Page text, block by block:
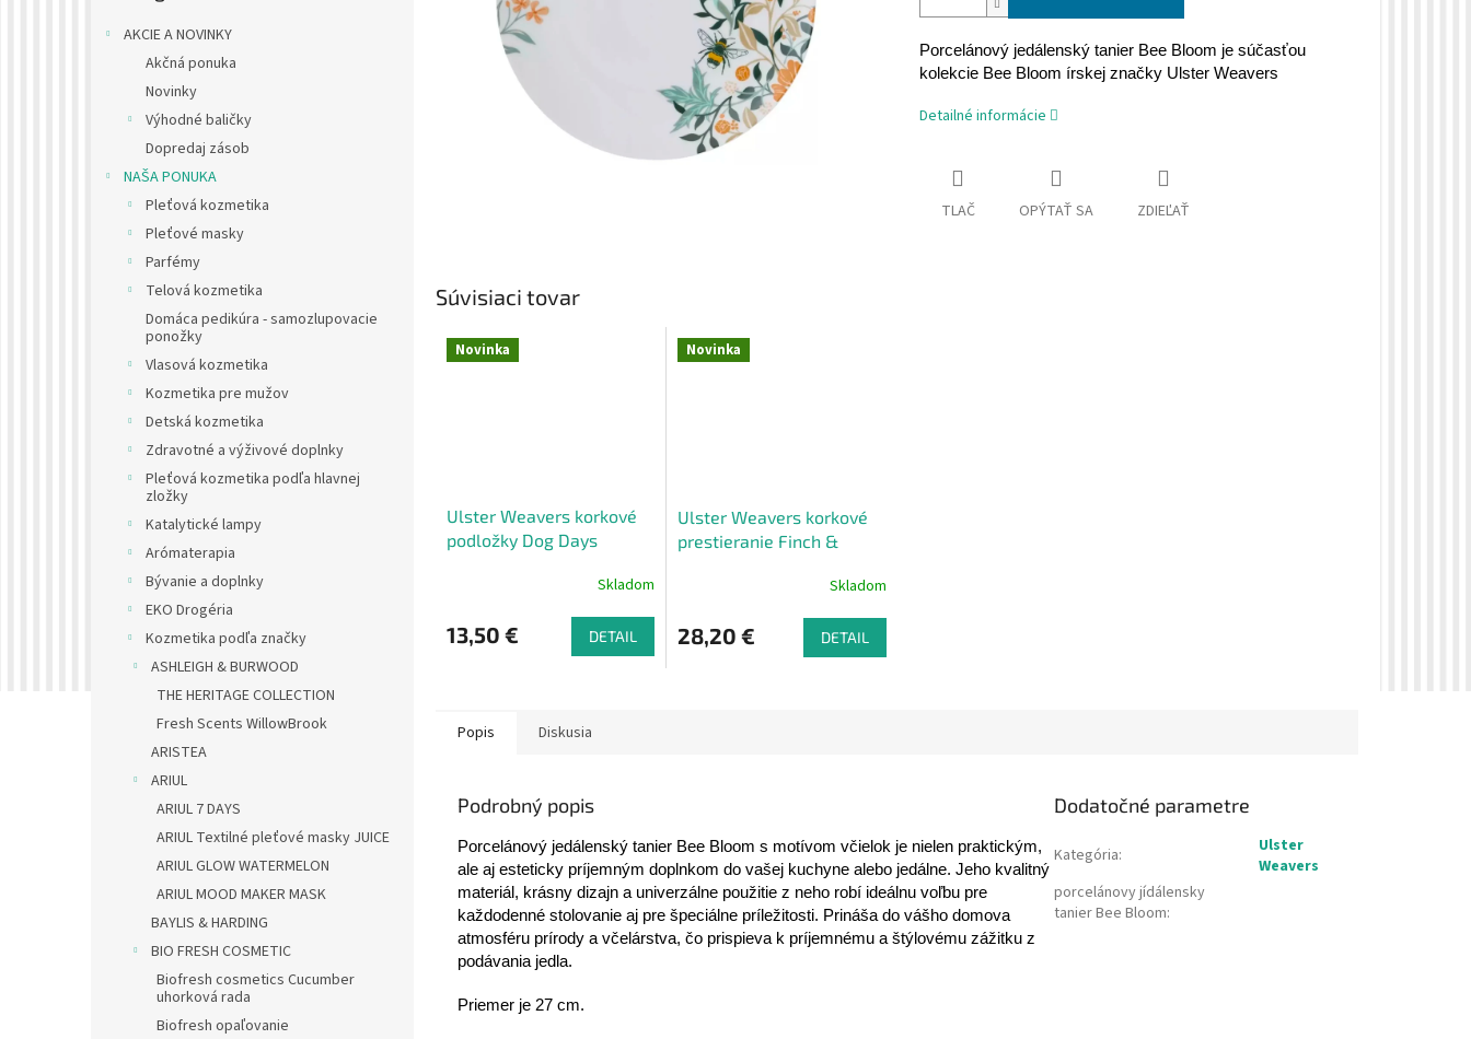
AKCIE A NOVINKY
Akčná ponuka
Novinky
Výhodné baličky
Dopredaj zásob
NAŠA PONUKA
Pleťová kozmetika
Pleťové masky
Parfémy
Telová kozmetika
Domáca pedikúra - samozlupovacie
ponožky
Vlasová kozmetika
Kozmetika pre mužov
Detská kozmetika
Zdravotné a výživové doplnky
Pleťová kozmetika podľa hlavnej
zložky
Katalytické lampy
Arómaterapia
Bývanie a doplnky
EKO Drogéria
Kozmetika podľa značky
ASHLEIGH & BURWOOD
THE HERITAGE COLLECTION
Fresh Scents WillowBrook
ARISTEA
ARIUL
ARIUL 7 DAYS
ARIUL Textilné pleťové masky JUICE
ARIUL GLOW WATERMELON
ARIUL MOOD MAKER MASK
BAYLIS & HARDING
BIO FRESH COSMETIC
Biofresh cosmetics Cucumber
uhorková rada
Biofresh opaľovanie
Porcelánový jedálenský tanier Bee Bloom je súčasťou
kolekcie Bee Bloom írskej značky Ulster Weavers
Detailné informácie
TLAČ OPÝTAŤ SA ZDIEĽAŤ
Súvisiaci tovar
Novinka
Ulster Weavers korkové
podložky Dog Days
Skladom
13,50 € DETAIL
Novinka
Ulster Weavers korkové
prestieranie Finch &
Skladom
28,20 € DETAIL
Popis Diskusia
Podrobný popis
Porcelánový jedálenský tanier Bee Bloom s motívom včielok je nielen praktickým,
ale aj esteticky príjemným doplnkom do vašej kuchyne alebo jedálne. Jeho kvalitný
materiál, krásny dizajn a univerzálne použitie z neho robí ideálnu voľbu pre
každodenné stolovanie aj pre špeciálne príležitosti. Prináša do vášho domova
atmosféru prírody a včelárstva, čo prispieva k príjemnému a štýlovému zážitku z
podávania jedla.
Priemer je 27 cm.
Dodatočné parametre
Kategória:
Ulster
Weavers
porcelánovy jídálensky
tanier Bee Bloom: